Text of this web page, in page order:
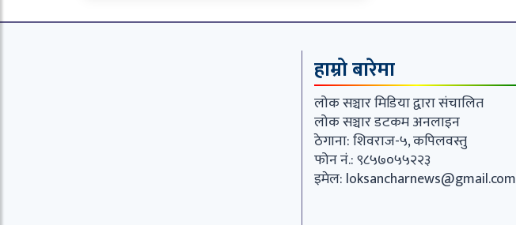
हाम्रो बारेमा
लोक सञ्चार मिडिया द्वारा संचालित
लोक सञ्चार डटकम अनलाइन
ठेगाना: शिवराज-५, कपिलवस्तु
फोन नं.: ९८५७०५५२२३
इमेल: loksancharnews@gmail.com